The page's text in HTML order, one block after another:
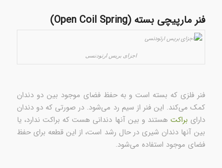
فنر مارپیچی بسته (Open Coil Spring)
اجزای بریس‌ ارتودنسی
فنر فلزی که بسته است و به حفظ فضای موجود بین دو دندان
کمک می‌کند. این فنر از سیم رد می‌شود. در صورتی که دو دندان
دارای براکتهستند و بین آنها دندانی هست که براکت ندارد، یا
بین آنها دندان شیری در حال رشد است، از این قطعه برای حفظ
فضای موجود استفاده می‌شود.